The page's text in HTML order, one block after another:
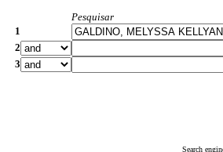
Pesquisar
1
2
3
Search